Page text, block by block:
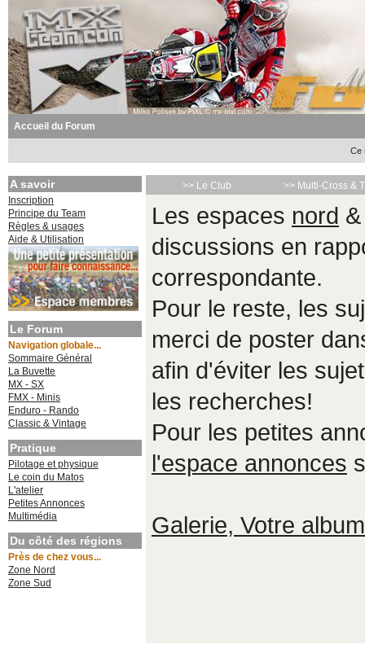
Accueil du Forum
Ce
A savoir
Inscription
Principe du Team
Règles & usages
Aide & Utilisation
Le Forum
Navigation globale...
Sommaire Général
La Buvette
MX - SX
FMX - Minis
Enduro - Rando
Classic & Vintage
Pratique
Pilotage et physique
Le coin du Matos
L'atelier
Petites Annonces
Multimédia
Du côté des régions
Près de chez vous...
Zone Nord
Zone Sud
>> Le Club >> Multi-Cross &
Les espaces nord
discussions en
correspondante.
Pour le reste, les
merci de poster
afin d'éviter les
les recherches!
Pour les petites
l'espace annonces
Galerie, Votre